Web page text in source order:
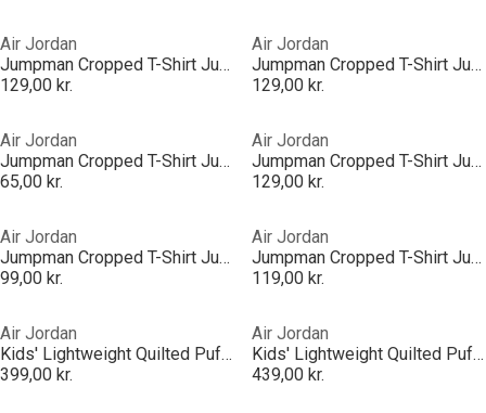
Air Jordan
Jumpman Cropped T-Shirt Junior Girls
129,00 kr.
Air Jordan
Jumpman Cropped T-Shirt Junior Girls
129,00 kr.
Air Jordan
Jumpman Cropped T-Shirt Junior Girls
65,00 kr.
Air Jordan
Jumpman Cropped T-Shirt Junior Girls
129,00 kr.
Air Jordan
Jumpman Cropped T-Shirt Junior Girls
99,00 kr.
Air Jordan
Jumpman Cropped T-Shirt Junior Girls
119,00 kr.
Air Jordan
Kids' Lightweight Quilted Puffer Jacket
399,00 kr.
Air Jordan
Kids' Lightweight Quilted Puffer Jacket
439,00 kr.